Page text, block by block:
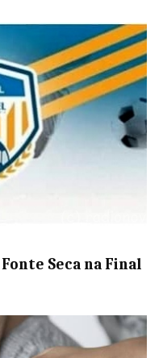
Seca na Final